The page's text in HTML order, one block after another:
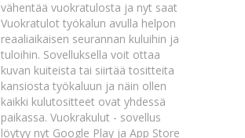
vähentää vuokratulosta ja nyt saat
Vuokratulot työkalun avulla helpon
reaaliaikaisen seurannan kuluihin ja
tuloihin. Sovelluksella voit ottaa
kuvan kuiteista tai siirtää tositteita
kansiosta työkaluun ja näin ollen
kaikki kulutositteet ovat yhdessä
paikassa. Vuokrakulut - sovellus
löytyy nyt Google Play ja App Store